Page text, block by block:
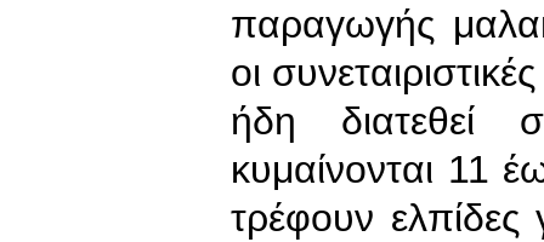
παραγωγής
οι
ήδη διατεθεί
κυμαίνονται 11
τρέφουν